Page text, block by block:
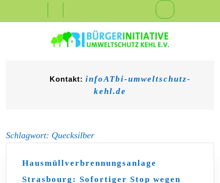
Button
Kontakt: infoATbi-umweltschutz-
kehl.de
Schlagwort: Quecksilber
Hausmüllverbrennungsanlage
Strasbourg: Sofortiger Stop wegen